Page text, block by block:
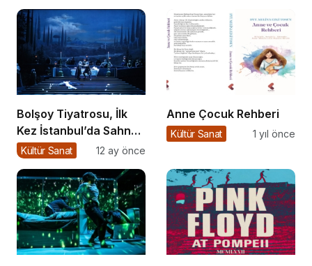
Bolşoy Tiyatrosu, İlk
Kez İstanbul’da Sahne
Alıyor
Kültür Sanat 12 ay önce
Anne Çocuk Rehberi
Kültür Sanat 1 yıl önce